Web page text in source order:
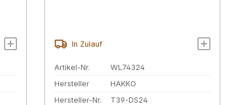
In Zulauf
Artikel-Nr.
WL74324
Hersteller
HAKKO
Hersteller-Nr.
T39-DS24